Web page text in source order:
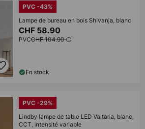
PVC -43%
Lampe de bureau en bois Shivanja, blanc
CHF 58.90
PVCCHF 104.90
En stock
PVC -29%
Lindby lampe de table LED Valtaria, blanc,
CCT, intensité variable